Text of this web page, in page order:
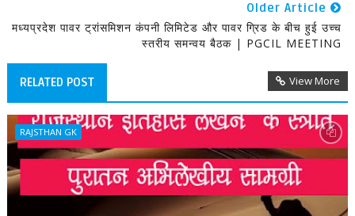
Older Article
मध्यप्रदेश पावर ट्रांसमिशन कंपनी लिमिटेड और पावर ग्रिड के बीच हुई उच्च
स्तरीय समन्वय बैठक | PGCIL MEETING
RELATED POST View More
RAJSTHAN GK